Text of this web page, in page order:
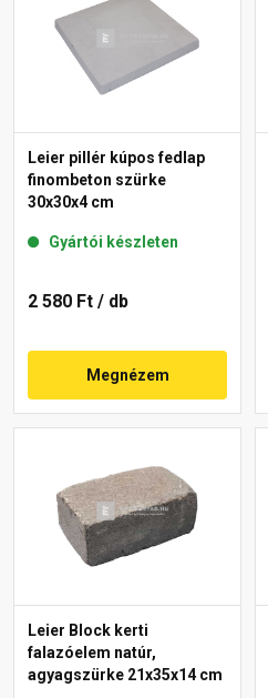
Leier pillér kúpos fedlap
finombeton szürke
30x30x4 cm
Gyártói készleten
2 580 Ft / db
Megnézem
Leier Block kerti
falazóelem natúr,
agyagszürke 21x35x14 cm